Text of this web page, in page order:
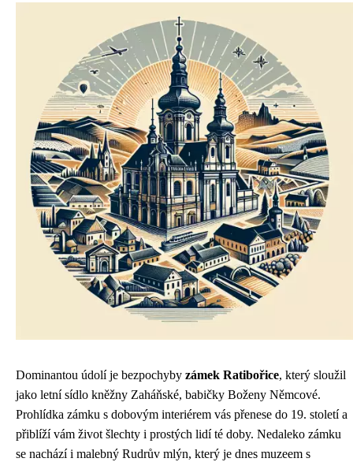
Dominantou údolí je bezpochyby zámek Ratibořice, který sloužil
jako letní sídlo kněžny Zaháňské, babičky Boženy Němcové.
Prohlídka zámku s dobovým interiérem vás přenese do 19. století a
přiblíží vám život šlechty i prostých lidí té doby. Nedaleko zámku
se nachází i malebný Rudrův mlýn, který je dnes muzeem s